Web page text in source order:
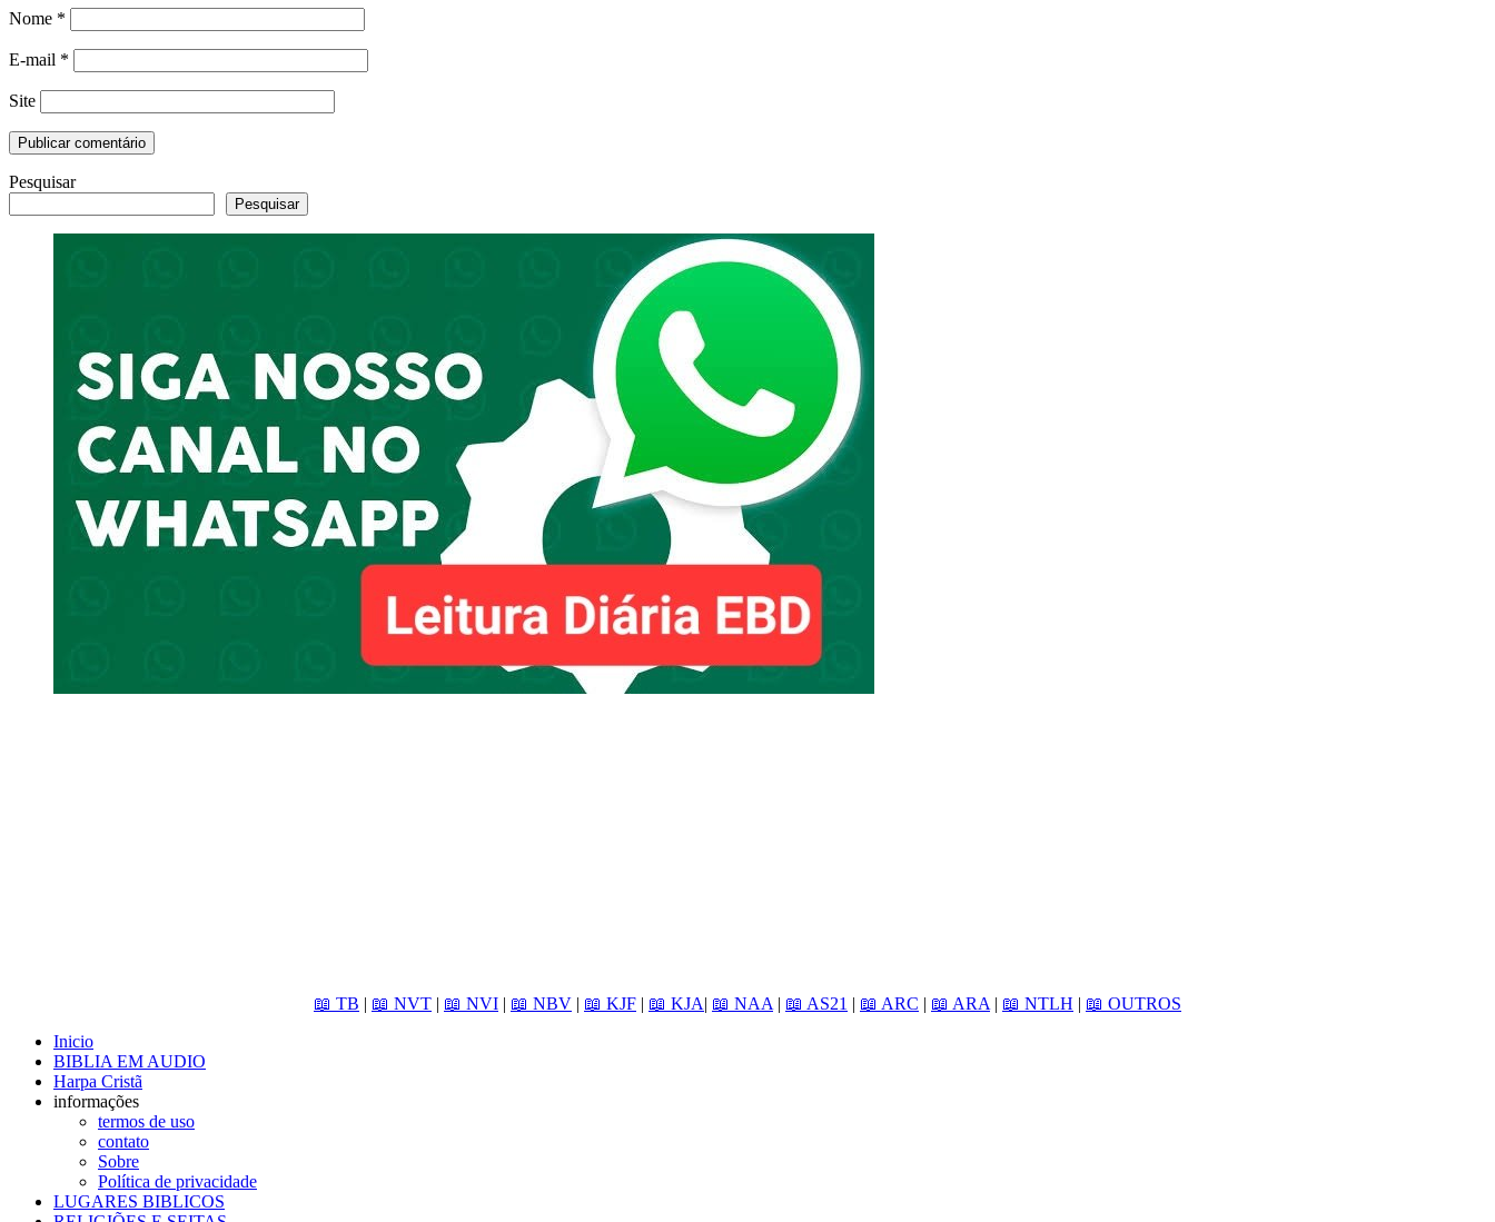
Nome *
E-mail *
Site
Pesquisar
Pesquisar
📖 TB | 📖 NVT | 📖 NVI | 📖 NBV | 📖 KJF | 📖 KJA| 📖 NAA| 📖 AS21 | 📖 ARC | 📖 ARA| 📖 NTLH | 📖 OUTROS
Inicio
BIBLIA EM AUDIO
Harpa Cristã
informações
termos de uso
contato
Sobre
Política de privacidade
LUGARES BIBLICOS